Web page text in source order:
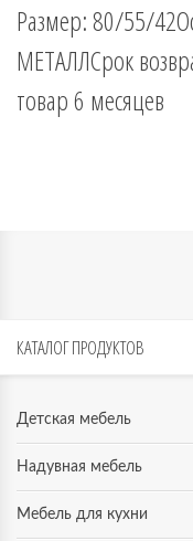
Размер: 80/55/
МЕТАЛЛСрок
товар 6 месяцев
КАТАЛОГПРОДУКТОВ
Детская мебель
Надувная мебель
Мебель для кухни